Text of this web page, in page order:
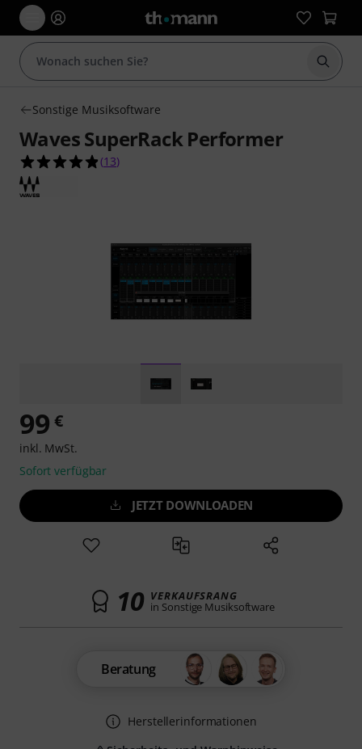
Suche
Sonstige Musiksoftware
Waves SuperRack Performer
4.8 von 5 Sternen aus 13 Kundenbewertungen
(13)
99 €
inkl. MwSt.
Sofort verfügbar
JETZT DOWNLOADEN
10 VERKAUFSRANG
in Sonstige Musiksoftware
Beratung
Herstellerinformationen